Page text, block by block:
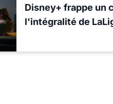
Disney+ frappe un
l'intégralité de